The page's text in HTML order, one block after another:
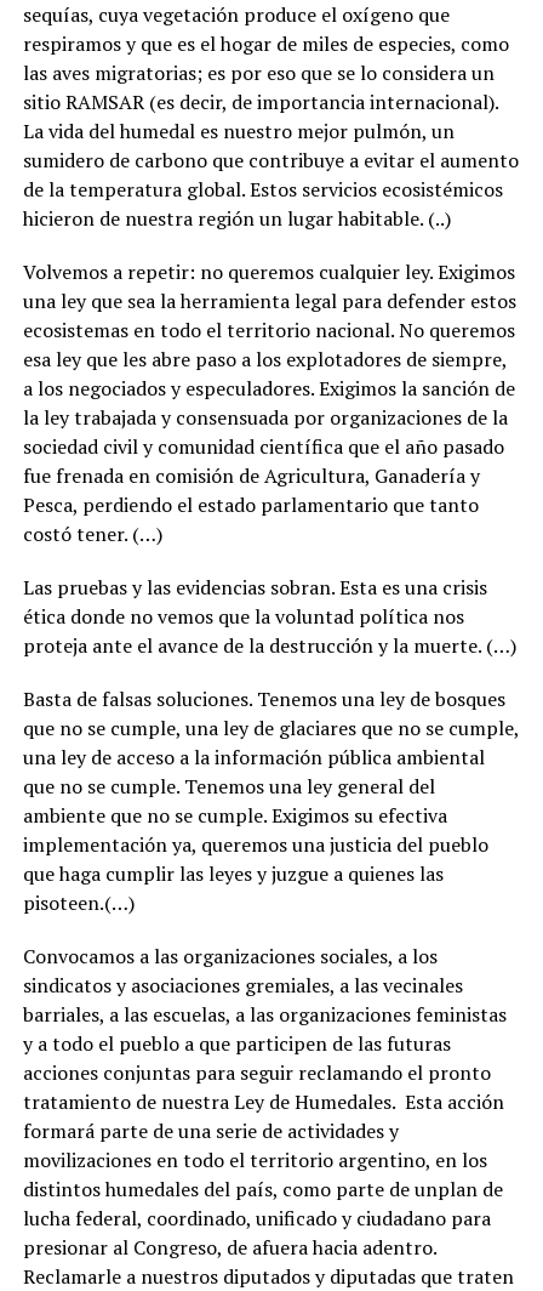
sequías, cuya vegetación produce el oxígeno que
respiramos y que es el hogar de miles de especies, como
las aves migratorias; es por eso que se lo considera un
sitio RAMSAR (es decir, de importancia internacional).
La vida del humedal es nuestro mejor pulmón, un
sumidero de carbono que contribuye a evitar el aumento
de la temperatura global. Estos servicios ecosistémicos
hicieron de nuestra región un lugar habitable. (..)
Volvemos a repetir: no queremos cualquier ley. Exigimos
una ley que sea la herramienta legal para defender estos
ecosistemas en todo el territorio nacional. No queremos
esa ley que les abre paso a los explotadores de siempre,
a los negociados y especuladores. Exigimos la sanción de
la ley trabajada y consensuada por organizaciones de la
sociedad civil y comunidad científica que el año pasado
fue frenada en comisión de Agricultura, Ganadería y
Pesca, perdiendo el estado parlamentario que tanto
costó tener. (…)
Las pruebas y las evidencias sobran. Esta es una crisis
ética donde no vemos que la voluntad política nos
proteja ante el avance de la destrucción y la muerte. (…)
Basta de falsas soluciones. Tenemos una ley de bosques
que no se cumple, una ley de glaciares que no se cumple,
una ley de acceso a la información pública ambiental
que no se cumple. Tenemos una ley general del
ambiente que no se cumple. Exigimos su efectiva
implementación ya, queremos una justicia del pueblo
que haga cumplir las leyes y juzgue a quienes las
pisoteen.(…)
Convocamos a las organizaciones sociales, a los
sindicatos y asociaciones gremiales, a las vecinales
barriales, a las escuelas, a las organizaciones feministas
y a todo el pueblo a que participen de las futuras
acciones conjuntas para seguir reclamando el pronto
tratamiento de nuestra Ley de Humedales. Esta acción
formará parte de una serie de actividades y
movilizaciones en todo el territorio argentino, en los
distintos humedales del país, como parte de unplan de
lucha federal, coordinado, unificado y ciudadano para
presionar al Congreso, de afuera hacia adentro.
Reclamarle a nuestros diputados y diputadas que traten